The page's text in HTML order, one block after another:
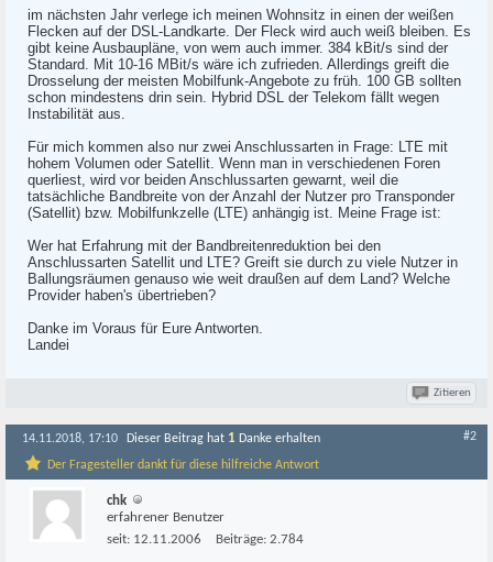
im nächsten Jahr verlege ich meinen Wohnsitz in einen der weißen
Flecken auf der DSL-Landkarte. Der Fleck wird auch weiß bleiben. Es
gibt keine Ausbaupläne, von wem auch immer. 384 kBit/s sind der
Standard. Mit 10-16 MBit/s wäre ich zufrieden. Allerdings greift die
Drosselung der meisten Mobilfunk-Angebote zu früh. 100 GB sollten
schon mindestens drin sein. Hybrid DSL der Telekom fällt wegen
Instabilität aus.
Für mich kommen also nur zwei Anschlussarten in Frage: LTE mit
hohem Volumen oder Satellit. Wenn man in verschiedenen Foren
querliest, wird vor beiden Anschlussarten gewarnt, weil die
tatsächliche Bandbreite von der Anzahl der Nutzer pro Transponder
(Satellit) bzw. Mobilfunkzelle (LTE) anhängig ist. Meine Frage ist:
Wer hat Erfahrung mit der Bandbreitenreduktion bei den
Anschlussarten Satellit und LTE? Greift sie durch zu viele Nutzer in
Ballungsräumen genauso wie weit draußen auf dem Land? Welche
Provider haben's übertrieben?
Danke im Voraus für Eure Antworten.
Landei
Zitieren
14.11.2018, 17:10 Dieser Beitrag hat 1 Danke erhalten
Der Fragesteller dankt für diese hilfreiche Antwort
#2
chk
erfahrener Benutzer
seit: 12.11.2006 Beiträge: 2.784